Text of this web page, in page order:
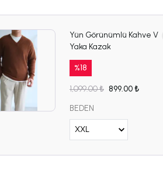
Yün Görünümlü Kahve V
Yaka Kazak
%18
1,099.00 ₺ 899.00 ₺
BEDEN